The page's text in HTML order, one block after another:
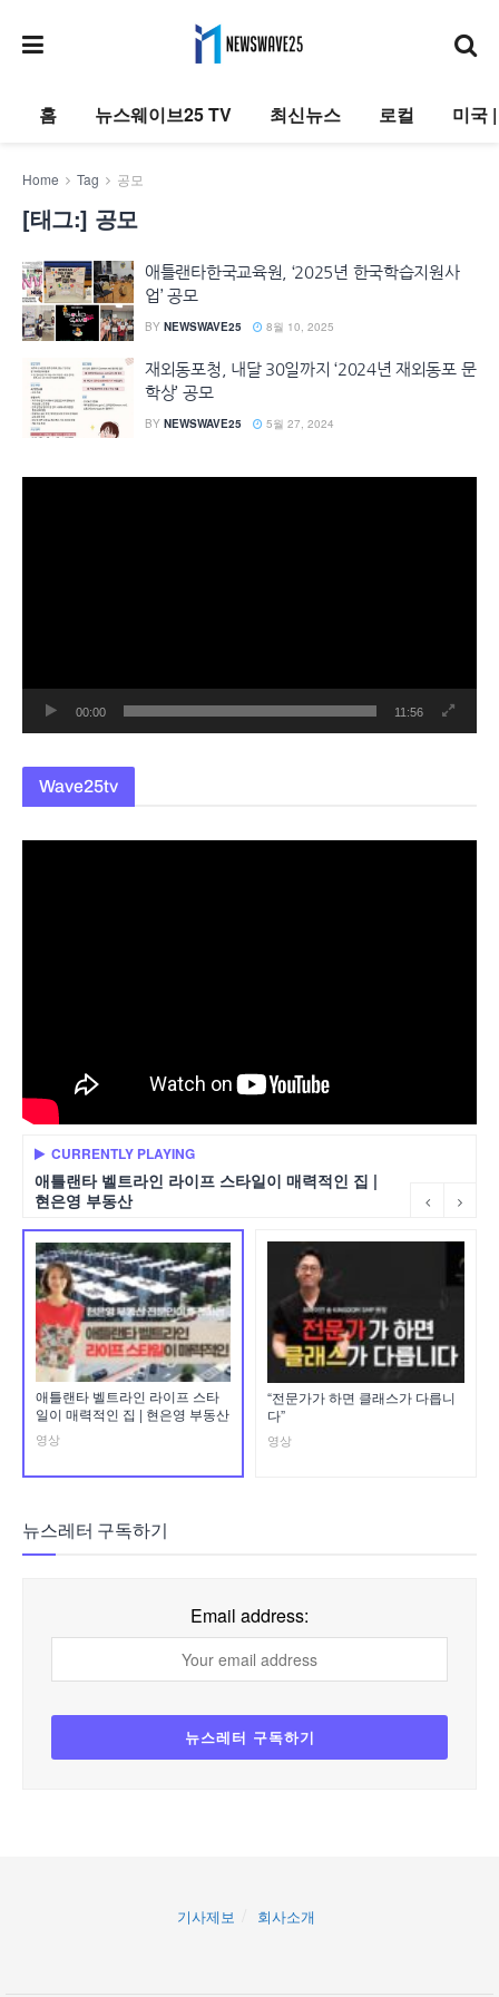
홈 뉴스웨이브25 TV 최신뉴스 로컬 미국
Home Tag 공모
[태그:] 공모
애틀랜타한국교육원, ‘2025년 한국학습지원사
업’ 공모
BY NEWSWAVE25 8월 10, 2025
재외동포청, 내달 30일까지 ‘2024년 재외동포 문
학상’ 공모
BY NEWSWAVE25 5월 27, 2024
00:00 11:56
Wave25tv
CURRENTLY PLAYING
애틀랜타 벨트라인 라이프 스타일이 매력적인 집 |
현은영 부동산
애틀랜타 벨트라인 라이프 스타
일이 매력적인 집 | 현은영 부동산
영상
“전문가가 하면 클래스가 다릅니
다”
영상
뉴스레터 구독하기
Email address:
기사제보 회사소개